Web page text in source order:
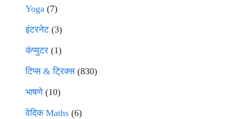
Yoga (7)
इंटरनेट(3)
कंप्युटर (1)
टिप्स & ट्रिक्स(830)
भाषणे(10)
वेदिक Maths (6)